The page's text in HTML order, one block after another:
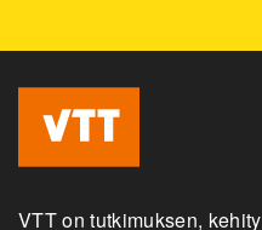
VTT on tutkimuksen,